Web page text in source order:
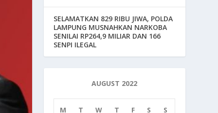
SELAMATKAN 829 RIBU JIWA, POLDA
LAMPUNG MUSNAHKAN NARKOBA
SENILAI RP264,9 MILIAR DAN 166
SENPI ILEGAL
AUGUST 2022
M T W T F S S